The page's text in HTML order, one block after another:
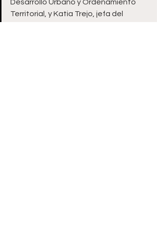
Desarrollo Urbano y Ordenamiento
Territorial, y Katia Trejo, jefa del